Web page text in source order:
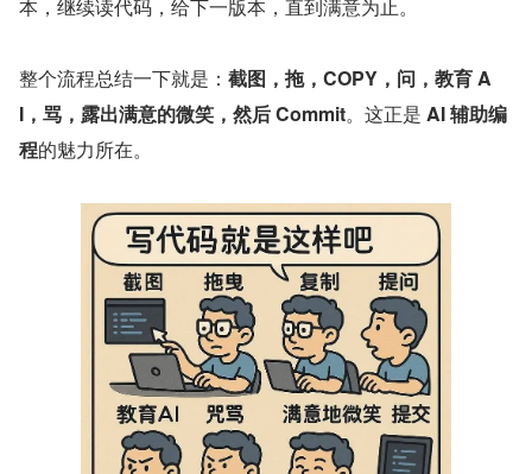
计的表中有些我不需要的字段也让他删除了，然后后面就是
不断的新一轮的对话，大致就是不断让 AI 改需求，同时我
也下手改一点点，工作流程变成读代码，让 AI 给下一版
整个流程总结一下就是：截图，拖，COPY，问，教育 A
I，骂，露出满意的微笑，然后 Commit
。这正是
的魅力所在。